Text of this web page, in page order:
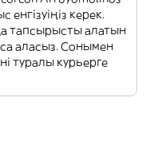
керек.
тапсырысты алатын
аласыз. Сонымен
туралы курьерге